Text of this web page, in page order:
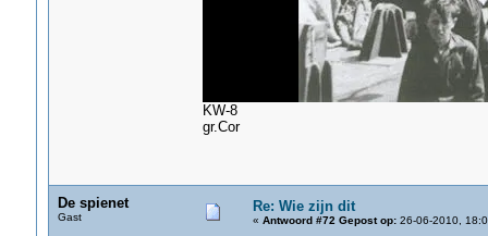
KW-8
gr.Cor
De spienet
Gast
Re: Wie zijn dit
« Antwoord #72 Gepost op:26-06-2010,